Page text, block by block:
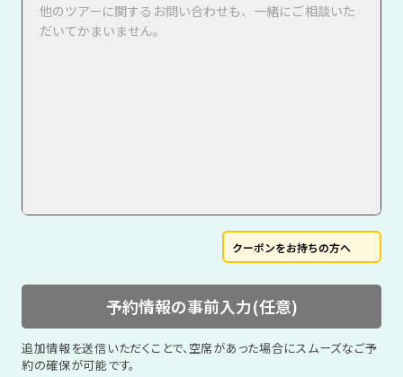
クーポンをお持ちの方へ
予約情報の事前入力(任意)
追加情報を送信いただくことで、空席があった場合にスムーズなご予
約の確保が可能です。